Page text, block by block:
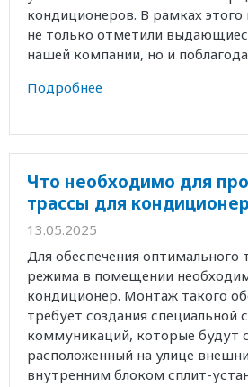
кондиционеров. В рамках
не только отметили
нашей компании, но и
Подробнее
Что необходимо для
трассы для
13.05.2025
Для обеспечения оптимального
режима в помещении
кондиционер. Монтаж такого
требует создания специальной
коммуникаций, которые будут
расположенный на улице
внутренним блоком сплит-